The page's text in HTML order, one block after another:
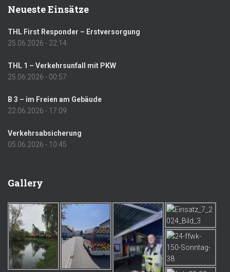
Neueste Einsätze
THL First Responder – Erstversorgung
25.06.2026 - 22:14
THL 1 – Verkehrsunfall mit PKW
25.06.2026 - 00:57
B 3 – im Freien am Gebäude
22.06.2026 - 17:09
Verkehrsabsicherung
05.06.2026 - 10:45
Gallery